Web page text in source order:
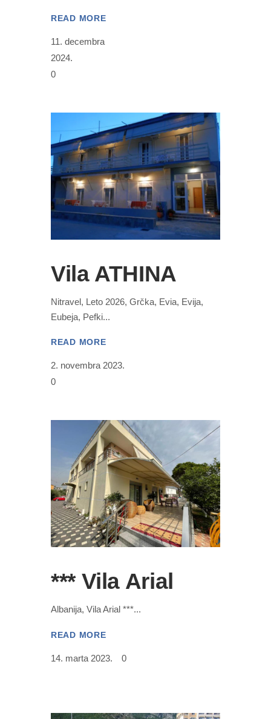
READ MORE
11. decembra
2024.
0
Vila ATHINA
Nitravel, Leto 2026, Grčka, Evia, Evija,
Eubeja, Pefki
READ MORE
2. novembra 2023.
0
*** Vila Arial
Albanija, Vila Arial ***
READ MORE
14. marta 2023. 0